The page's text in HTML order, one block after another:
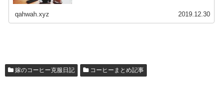
qahwah.xyz 2019.12.30
嫁のコーヒー克服日記 コーヒーまとめ記事